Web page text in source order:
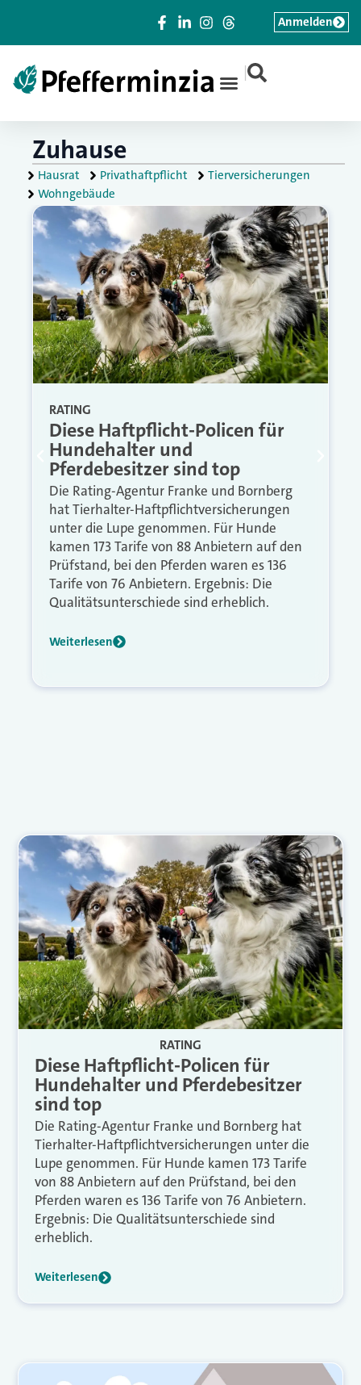
|
Anmelden
Zuhause
Hausrat Privathaftpflicht
Tierversicherungen
Wohngebäude
RATING
Diese Haftpflicht-Policen für
Hundehalter und
Pferdebesitzer sind top
Die Rating-Agentur Franke und Bornberg
hat Tierhalter-Haftpflichtversicherungen
unter die Lupe genommen. Für Hunde
kamen 173 Tarife von 88 Anbietern auf den
Prüfstand, bei den Pferden waren es 136
Tarife von 76 Anbietern. Ergebnis: Die
Qualitätsunterschiede sind erheblich.
Weiterlesen
RATING
Diese Haftpflicht-Policen für
Hundehalter und Pferdebesitzer
sind top
Die Rating-Agentur Franke und Bornberg hat
Tierhalter-Haftpflichtversicherungen unter die
Lupe genommen. Für Hunde kamen 173 Tarife
von 88 Anbietern auf den Prüfstand, bei den
Pferden waren es 136 Tarife von 76 Anbietern.
Ergebnis: Die Qualitätsunterschiede sind
erheblich.
Weiterlesen